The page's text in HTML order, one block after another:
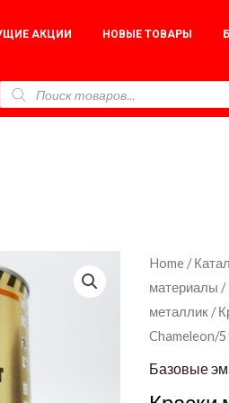
АКЦИИ НОВЫЕ ТОВАРЫ
Home /
материалы /
металлик /
Chameleon/
Базовые
Краски
мет.
Lada
245
золотая
нива